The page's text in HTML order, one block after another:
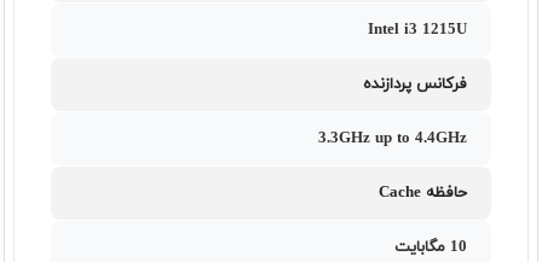
Intel i3 1215U
فرکانس پردازنده
3.3GHz up to 4.4GHz
حافظه Cache
10 مگابایت